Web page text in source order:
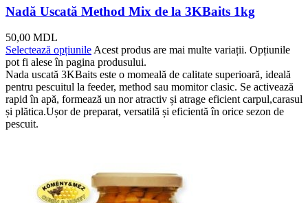
Nadă Uscată Method Mix de la 3KBaits 1kg
50,00 MDL
Selectează opțiunile Acest produs are mai multe variații. Opțiunile
pot fi alese în pagina produsului.
Nada uscată 3KBaits este o momeală de calitate superioară, ideală
pentru pescuitul la feeder, method sau momitor clasic. Se activează
rapid în apă, formează un nor atractiv și atrage eficient carpul,carasul
și plătica.Ușor de preparat, versatilă și eficientă în orice sezon de
pescuit.